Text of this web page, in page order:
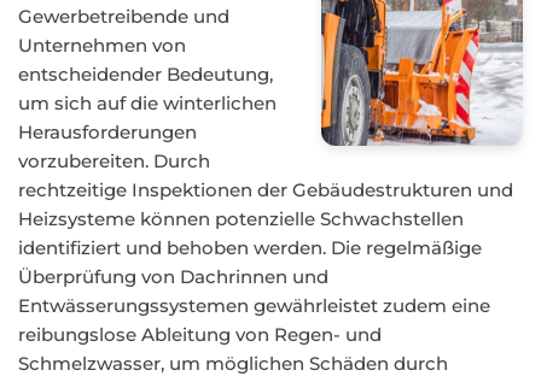
Gewerbetreibende und
Unternehmen von
entscheidender Bedeutung,
um sich auf die winterlichen
Herausforderungen
vorzubereiten. Durch
rechtzeitige Inspektionen der Gebäudestrukturen und
Heizsysteme können potenzielle Schwachstellen
identifiziert und behoben werden. Die regelmäßige
Überprüfung von Dachrinnen und
Entwässerungssystemen gewährleistet zudem eine
reibungslose Ableitung von Regen- und
Schmelzwasser, um möglichen Schäden durch